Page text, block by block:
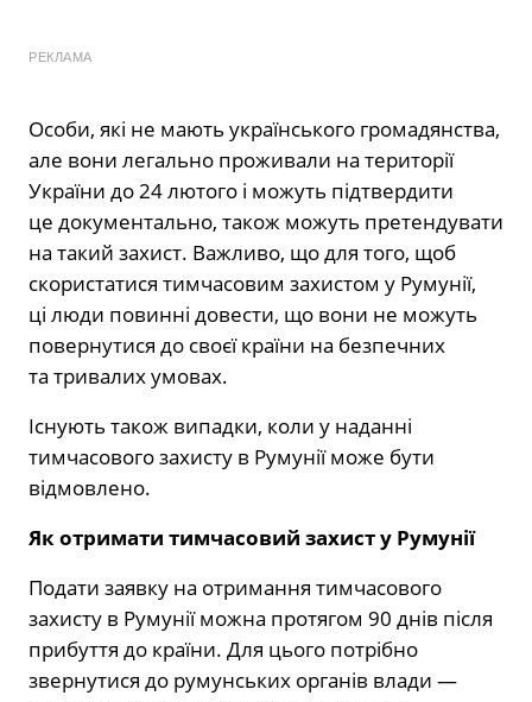
РЕКЛАМА
Особи, які не мають українського громадянства,
але вони легально проживали на території
України до 24 лютого і можуть підтвердити
це документально, також можуть претендувати
на такий захист. Важливо, що для того, щоб
скористатися тимчасовим захистом у Румунії,
ці люди повинні довести, що вони не можуть
повернутися до своєї країни на безпечних
та тривалих умовах.
Існують також випадки, коли у наданні
тимчасового захисту в Румунії може бути
відмовлено.
Як отримати тимчасовий захист у Румунії
Подати заявку на отримання тимчасового
захисту в Румунії можна протягом 90 днів після
прибуття до країни. Для цього потрібно
звернутися до румунських органів влади —